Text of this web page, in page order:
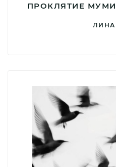
ПРОКЛЯТИЕ
ЛИНА